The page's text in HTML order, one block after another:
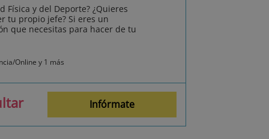
y del Deporte? ¿Quieres
tu propio jefe? Si eres un
que necesitas para hacer de tu
Online y 1 más
Infórmate